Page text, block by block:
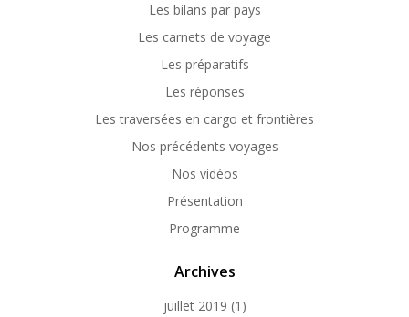
Les bilans par pays
Les carnets de voyage
Les préparatifs
Les réponses
Les traversées en cargo et frontières
Nos précédents voyages
Nos vidéos
Présentation
Programme
Archives
juillet 2019 (1)